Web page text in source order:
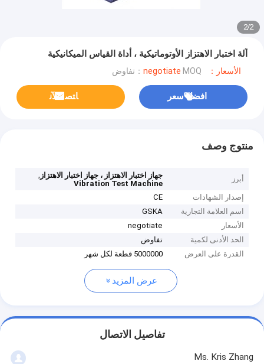
2
/
2
آلة اختبار الاهتزاز الأوتوماتيكية ، أداة القياس الميكانيكية
الأسعار：negotiate MOQ：تفاوض
افضل سعر ﺎﺘﺼﻟ ﺍﻶﻧ
منتوج وصف
أبرز جهاز اختبار الاهتزاز ، جهاز اختبار الاهتزاز ,
Vibration Test Machine
إصدار الشهادات
CE
اسم العلامة التجارية
GSKA
الأسعار
negotiate
الحد الأدنى لكمية
تفاوض
القدرة على العرض
5000000 قطعة لكل شهر
عرض المزيد
تفاصيل الاتصال
Ms. Kris Zhang